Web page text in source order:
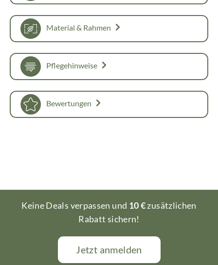
Material & Rahmen
Pflegehinweise
Bewertungen
Keine Deals verpassen und 10 €zusätzlichen
Rabatt sichern!
Jetzt anmelden